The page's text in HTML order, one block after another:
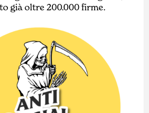
già oltre 200.000 firme.